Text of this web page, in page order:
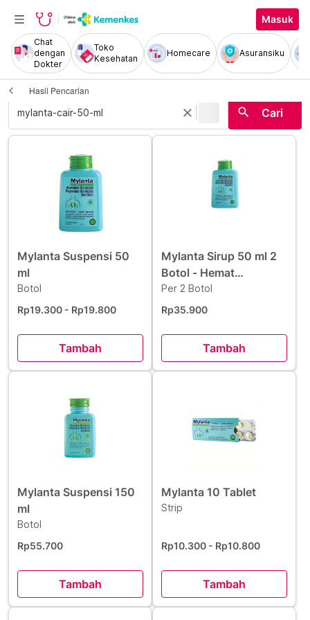
Masuk
Chat
dengan
Dokter
Toko
Kesehatan
Homecare Asuransiku
Hasil Pencarian
close search Cari
Mylanta Suspensi 50
ml
Botol
Rp19.300 - Rp19.800
Tambah
Mylanta Sirup 50 ml 2
Botol - Hemat
Borongan
Per 2 Botol
Rp35.900
Tambah
Mylanta Suspensi 150
ml
Botol
Rp55.700
Tambah
Mylanta 10 Tablet
Strip
Rp10.300 - Rp10.800
Tambah